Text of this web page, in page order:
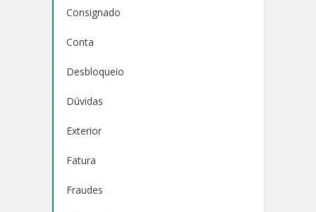
Consignado
Conta
Desbloqueio
Dúvidas
Exterior
Fatura
Fraudes